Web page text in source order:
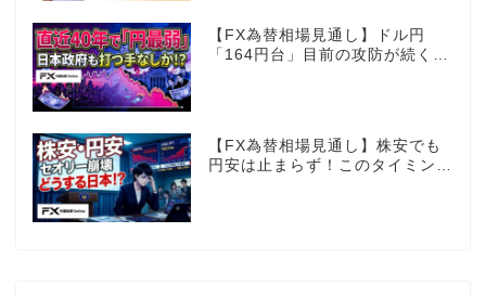
【FX為替相場見通し】ドル円
「164円台」目前の攻防が続く！
【FX為替相場見通し】株安でも
円安は止まらず！このタイミング